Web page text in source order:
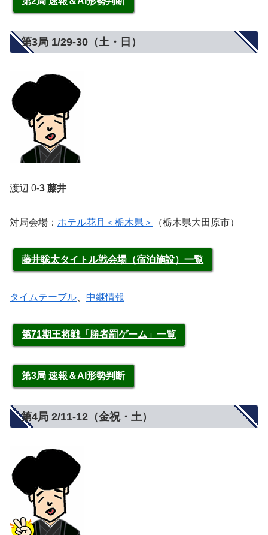
第3局 1/29-30（土・日）
渡辺 0-3 藤井
対局会場： ホテル花月＜栃木県＞ （栃木県大田原市）
藤井聡太タイトル戦会場（宿泊施設）一覧
タイムテーブル 中継情報
第71期王将戦「勝者罰ゲーム」一覧
第3局 速報＆AI形勢判断
第4局 2/11-12（金祝・土）